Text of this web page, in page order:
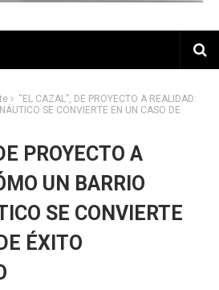
“EL CAZAL”, DE PROYECTO A REALIDAD:
SE CONVIERTE EN UN CASO DE
PROYECTO A
UN BARRIO
SE CONVIERTE
ÉXITO